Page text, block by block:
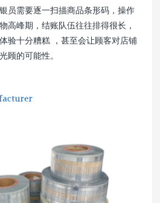
员需要逐一扫描商品条形码，操作
高峰期，结账队伍往往排得很长，
验十分糟糕 ，甚至会让顾客对店铺
顾的可能性。